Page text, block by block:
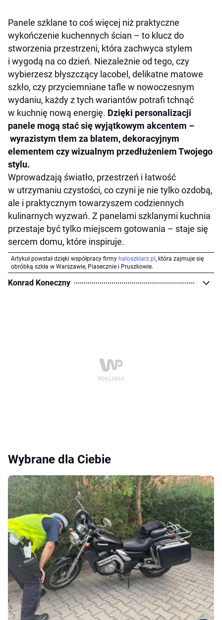
Panele szklane to coś więcej niż praktyczne
wykończenie kuchennych ścian – to klucz do
stworzenia przestrzeni, która zachwyca stylem
i wygodą na co dzień. Niezależnie od tego, czy
wybierzesz błyszczący lacobel, delikatne matowe
szkło, czy przyciemniane tafle w nowoczesnym
wydaniu, każdy z tych wariantów potrafi tchnąć
w kuchnię nową energię. Dzięki personalizacji
panele mogą stać się wyjątkowym akcentem –
wyrazistym tłem za blatem, dekoracyjnym
elementem czy wizualnym przedłużeniem Twojego
stylu.
Wprowadzają światło, przestrzeń i łatwość
w utrzymaniu czystości, co czyni je nie tylko ozdobą,
ale i praktycznym towarzyszem codziennych
kulinarnych wyzwań. Z panelami szklanymi kuchnia
przestaje być tylko miejscem gotowania – staje się
sercem domu, które inspiruje.
Artykuł powstał dzięki współpracy firmy haloszklarz.pl , która zajmuje się
obróbką szkła w Warszawie, Piasecznie i Pruszkowie.
Konrad Koneczny
Wybrane dla Ciebie